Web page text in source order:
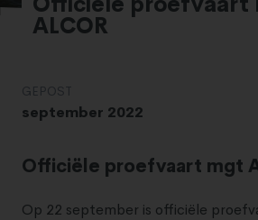
ALCOR
GEPOST
september 2022
Officiële proefvaart mgt
Op 22 september is officiële